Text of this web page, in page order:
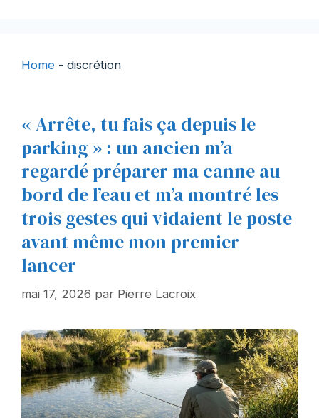
Home - discrétion
« Arrête, tu fais ça depuis le
parking » : un ancien m’a
regardé préparer ma canne au
bord de l’eau et m’a montré les
trois gestes qui vidaient le poste
avant même mon premier
lancer
mai 17, 2026 par Pierre Lacroix